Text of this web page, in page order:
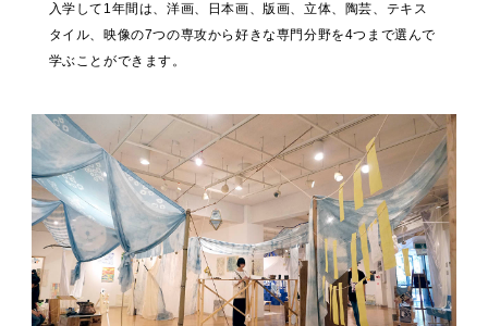
入学して1年間は、洋画、日本画、版画、立体、陶芸、テキス
タイル、映像の7つの専攻から好きな専門分野を4つまで選んで
学ぶことができます。